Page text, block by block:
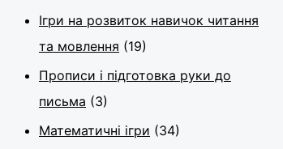
Ігри на розвиток навичок читання
та мовлення (19)
Прописи і підготовка руки до
письма (3)
Математичні ігри (34)